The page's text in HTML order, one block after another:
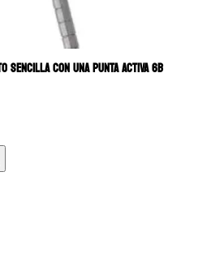
SENCILLA CON UNA PUNTA ACTIVA 6B